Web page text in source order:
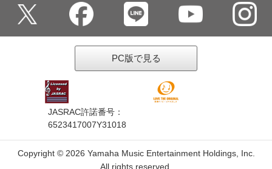
PC版で見る
JASRAC許諾番号：
6523417007Y31018
Copyright © 2026 Yamaha Music Entertainment Holdings, Inc.
All rights reserved.